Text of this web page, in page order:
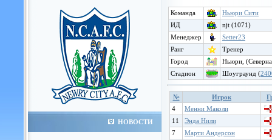
НОВОСТИ
Команда
Ньюри Сити
ИД
njt (1071)
Менеджер
Setter23
Ранг
Тренер
Город
Ньюри,
Стадион
Шоуграунд (
№ Игрок
4
Менни Маколи
11
Энда Нили
7
Марти Андерсон